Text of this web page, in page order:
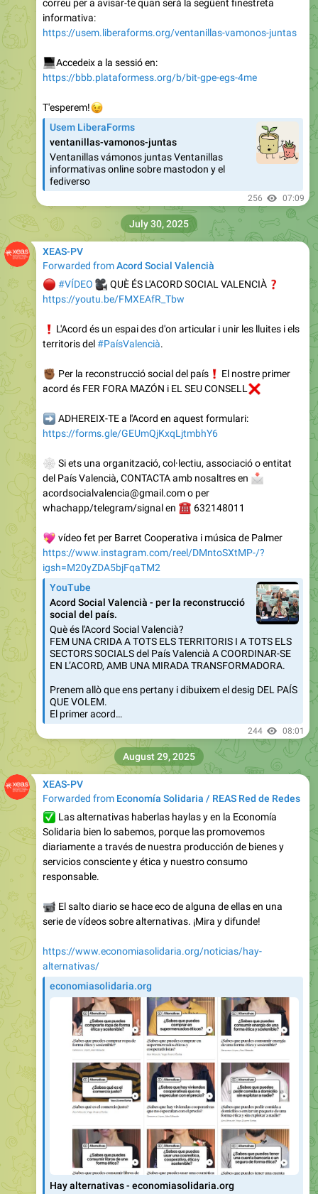
correu per a avisar-te quan serà la següent finestreta
informativa:
https://usem.liberaforms.org/ventanillas-vamonos-juntas
Accedeix a la sessió en:
https://bbb.plataformess.org/b/bit-gpe-egs-4me
T'esperem!
Usem LiberaForms
ventanillas-vamonos-juntas
Ventanillas vámonos juntas Ventanillas
informativas online sobre mastodon y el
fediverso
256 07:09
XEAS-PV
Forwarded fromAcord Social Valencià
#VÍDEO QUÈ ÉS L'ACORD SOCIAL VALENCIÀ
❓
https://youtu.be/FMXEAfR_Tbw
L'Acord és un espai des d'on articular i unir les lluites i els
territoris del#PaísValencià.
Per la reconstrucció social del país
❗️El nostre primer
acord és FER FORA MAZÓN i EL SEU CONSELL
❌
ADHEREIX-TE a l'Acord en aquest formulari:
https://forms.gle/GEUmQjKxqLjtmbhY6
Si ets una organització, col·lectiu, associació o entitat
del País Valencià, CONTACTA amb nosaltres en
📩
acordsocialvalencia@gmail.com o per
whachapp/telegram/signal en
☎️632148011
vídeo fet per Barret Cooperativa i música de Palmer
https://www.instagram.com/reel/DMntoSXtMP-/?
igsh=M20yZDA5bjFqaTM2
YouTube
Acord Social Valencià - per la reconstrucció
social del país.
Què és l'Acord Social Valencià?
FEM UNA CRIDA A TOTS ELS TERRITORIS I A TOTS ELS
SECTORS SOCIALS del País Valencià A COORDINAR-SE
EN L’ACORD, AMB UNA MIRADA TRANSFORMADORA.
Prenem allò que ens pertany i dibuixem el desig DEL PAÍS
QUE VOLEM.
El primer acord…
244 08:01
July 30, 2025
XEAS-PV
Forwarded from Economía Solidaria / REAS Red de Redes
Las alternativas haberlas haylas y en la Economía
Solidaria bien lo sabemos, porque las promovemos
diariamente a través de nuestra producción de bienes y
servicios consciente y ética y nuestro consumo
responsable.
El salto diario se hace eco de alguna de ellas en una
serie de vídeos sobre alternativas. ¡Mira y difunde!
https://www.economiasolidaria.org/noticias/hay-
alternativas/
economiasolidaria.org
Hay alternativas - economiasolidaria.org
August 29, 2025